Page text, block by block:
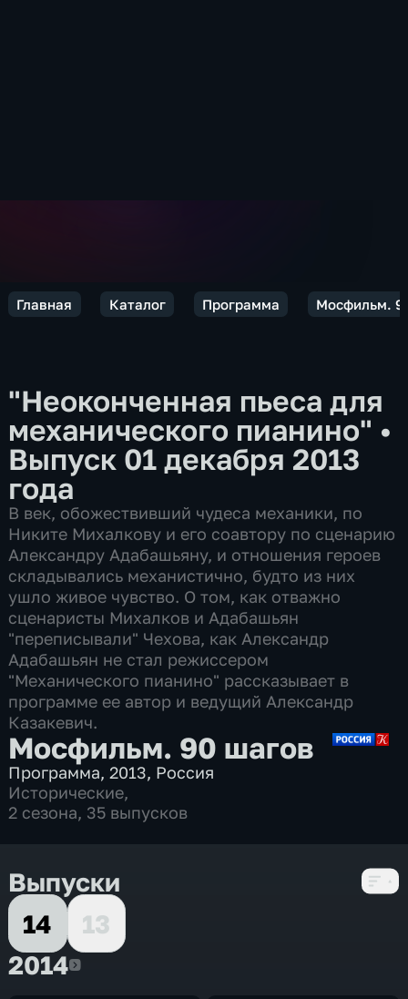
Главная Каталог Программа Мосфильм.
"Неоконченная пьеса для
механического пианино" •
Выпуск 01 декабря 2013
года
В век, обожествивший чудеса механики, по
Никите Михалкову и его соавтору по сценарию
Александру Адабашьяну, и отношения героев
складывались механистично, будто из них
ушло живое чувство. О том, как отважно
сценаристы Михалков и Адабашьян
"переписывали" Чехова, как Александр
Адабашьян не стал режиссером
"Механического пианино" рассказывает в
программе ее автор и ведущий Александр
Казакевич.
Мосфильм. 90 шагов
Программа,2013, Россия
Исторические,
2 сезона, 35 выпусков
Выпуски
14
13
20142014